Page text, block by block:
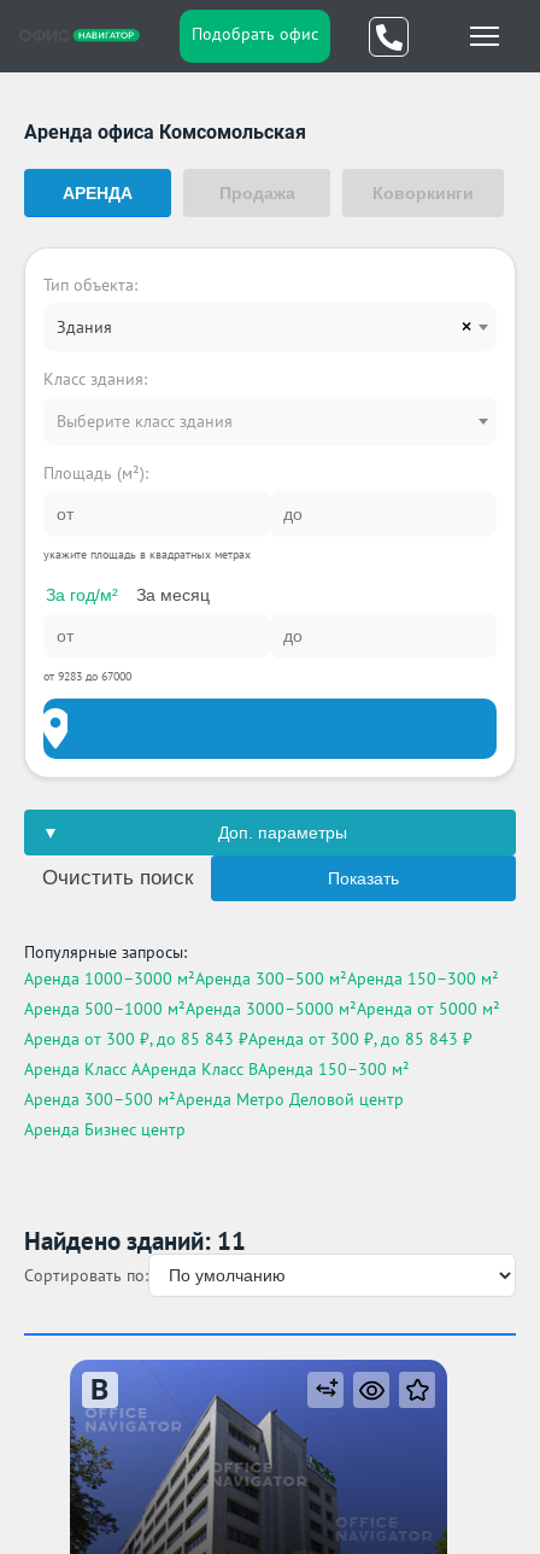
Подобрать офис
Аренда офиса Комсомольская
АРЕНДА Продажа Коворкинги
Тип объекта:
×
Здания
Класс здания:
Выберите класс здания
Площадь (м²):
укажите площадь в квадратных метрах
За год/м² За месяц
от 9283 до 67000
Доп. параметры
Очистить поиск Показать
Популярные запросы:
Аренда 1000–3000 м²Аренда 300–500 м²Аренда 150–300 м²
Аренда 500–1000 м²Аренда 3000–5000 м²Аренда от 5000 м²
Аренда от 300 ₽, до 85 843 ₽Аренда от 300 ₽, до 85 843 ₽
Аренда Класс AАренда Класс BАренда 150–300 м²
Аренда 300–500 м²Аренда Метро Деловой центр
Аренда Бизнес центр
Найдено зданий: 11
Сортировать по:
B